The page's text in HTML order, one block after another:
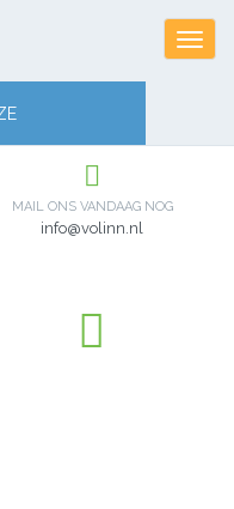
MAIL ONS VANDAAG NOG
info@volinn.nl